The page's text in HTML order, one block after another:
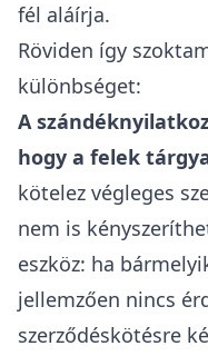
fél aláírja.
Röviden így
különbséget:
A
hogy a felek
kötelez végleges
nem is
eszköz: ha
jellemzően nincs
szerződéskötésre